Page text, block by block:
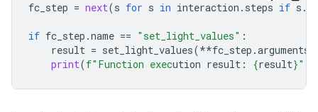
fc_step = next(s for s in interaction . steps if s .
if fc_step .name == "set_light_values" :
result = set_light_values(**fc_step .arguments
print(f"Function execution result: {result}"